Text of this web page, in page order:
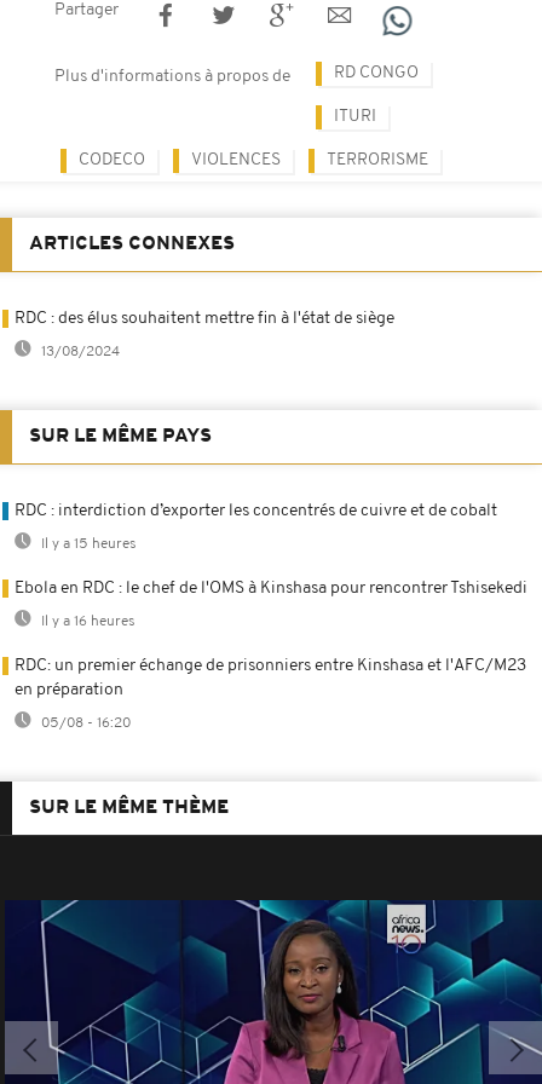
Partager
Plus d'informations à propos de RD CONGO
ITURI
CODECO VIOLENCES TERRORISME
ARTICLES CONNEXES
RDC : des élus souhaitent mettre fin à l'état de siège
13/08/2024
SUR LE MÊME PAYS
RDC : interdiction d’exporter les concentrés de cuivre et de cobalt
Il y a 15 heures
Ebola en RDC : le chef de l'OMS à Kinshasa pour rencontrer Tshisekedi
Il y a 16 heures
RDC: un premier échange de prisonniers entre Kinshasa et l'AFC/M23
en préparation
05/08 - 16:20
SUR LE MÊME THÈME